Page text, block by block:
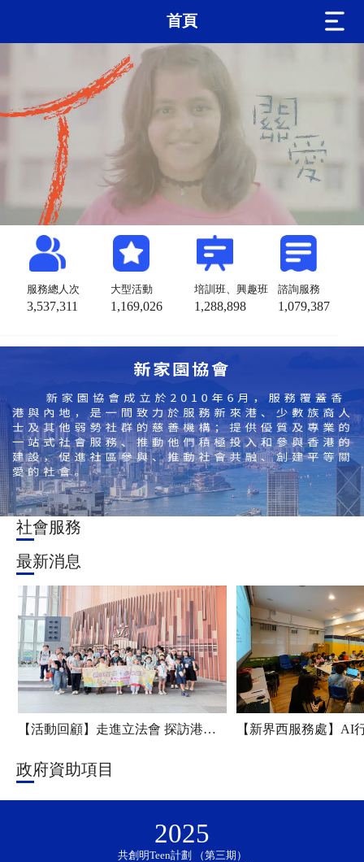
首頁
服務總人次
3,537,311
大型活動
1,169,026
培訓班、興趣班
1,288,898
諮詢服務
1,079,387
社會服務
最新消息
【活動回顧】走進立法會 探訪港科大——新家園協會「香江研學・少年探知」香港一日團圓滿舉行
政府資助項目
2025
共創明Teen計劃 （第三期）